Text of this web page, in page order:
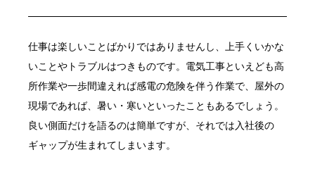
仕事は楽しいことばかりではありませんし、上手くいかな
いことやトラブルはつきものです。電気工事といえども高
所作業や一歩間違えれば感電の危険を伴う作業で、屋外の
現場であれば、暑い・寒いといったこともあるでしょう。
良い側面だけを語るのは簡単ですが、それでは入社後の
ギャップが生まれてしまいます。